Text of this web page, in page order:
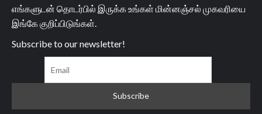
எங்களுடன் தொடர்பில் இருக்க உங்கள் மின்னஞ்சல் முகவரியை
இங்கே குறிப்பிடுங்கள்.
Subscribe to our newsletter!